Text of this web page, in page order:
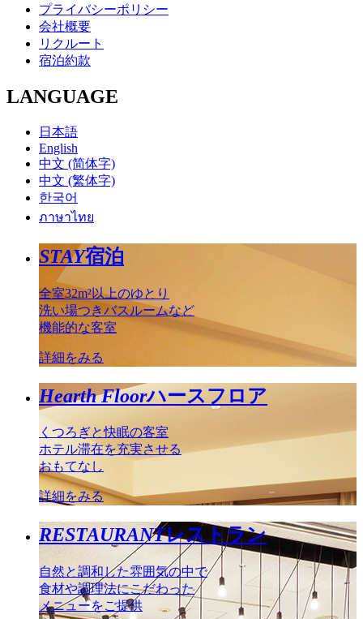
プライバシーポリシー
会社概要
リクルート
宿泊約款
LANGUAGE
日本語
English
中文 (简体字)
中文 (繁体字)
한국어
ภาษาไทย
STAY宿泊
全室32m²以上のゆとり
洗い場つきバスルームなど
機能的な客室
詳細をみる
Hearth Floorハースフロア
くつろぎと快眠の客室
ホテル滞在を充実させる
おもてなし
詳細をみる
RESTAURANTレストラン
自然と調和した雰囲気の中で
食材や調理法にこだわった
メニューをご提供